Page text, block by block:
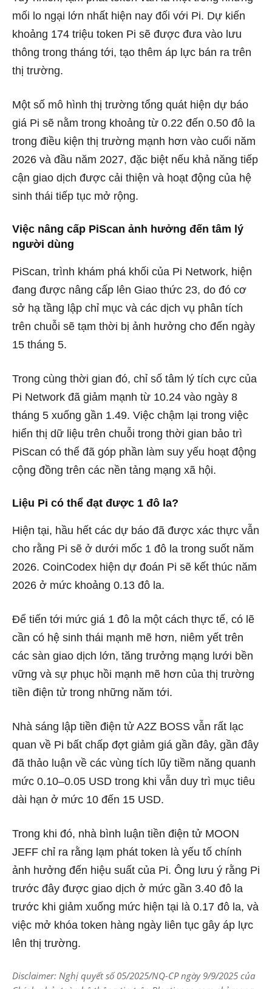
mối lo ngại lớn nhất hiện nay đối với Pi. Dự kiến ​​
khoảng 174 triệu token Pi sẽ được đưa vào lưu
thông trong tháng tới, tạo thêm áp lực bán ra trên
thị trường.
Một số mô hình thị trường tổng quát hiện dự báo
giá Pi sẽ nằm trong khoảng từ 0.22 đến 0.50 đô la
trong điều kiện thị trường mạnh hơn vào cuối năm
2026 và đầu năm 2027, đặc biệt nếu khả năng tiếp
cận giao dịch được cải thiện và hoạt động của hệ
sinh thái tiếp tục mở rộng.
Việc nâng cấp PiScan ảnh hưởng đến tâm lý
người dùng
PiScan, trình khám phá khối của Pi Network, hiện
đang được nâng cấp lên Giao thức 23, do đó cơ
sở hạ tầng lập chỉ mục và các dịch vụ phân tích
trên chuỗi sẽ tạm thời bị ảnh hưởng cho đến ngày
15 tháng 5.
Trong cùng thời gian đó, chỉ số tâm lý tích cực của
Pi Network đã giảm mạnh từ 10.24 vào ngày 8
tháng 5 xuống gần 1.49. Việc chậm lại trong việc
hiển thị dữ liệu trên chuỗi trong thời gian bảo trì
PiScan có thể đã góp phần làm suy yếu hoạt động
cộng đồng trên các nền tảng mạng xã hội.
Liệu Pi có thể đạt được 1 đô la?
Hiện tại, hầu hết các dự báo đã được xác thực vẫn
cho rằng Pi sẽ ở dưới mốc 1 đô la trong suốt năm
2026. CoinCodex hiện dự đoán Pi sẽ kết thúc năm
2026 ở mức khoảng 0.13 đô la.
Để tiến tới mức giá 1 đô la một cách thực tế, có lẽ
cần có hệ sinh thái mạnh mẽ hơn, niêm yết trên
các sàn giao dịch lớn, tăng trưởng mạng lưới bền
vững và sự phục hồi mạnh mẽ hơn của thị trường
tiền điện tử trong những năm tới.
Nhà sáng lập tiền điện tử A2Z BOSS vẫn rất lạc
quan về Pi bất chấp đợt giảm giá gần đây, gần đây
đã thảo luận về các vùng tích lũy tiềm năng quanh
mức 0.10–0.05 USD trong khi vẫn duy trì mục tiêu
dài hạn ở mức 10 đến 15 USD.
Trong khi đó, nhà bình luận tiền điện tử MOON
JEFF chỉ ra rằng lạm phát token là yếu tố chính
ảnh hưởng đến hiệu suất của Pi. Ông lưu ý rằng Pi
trước đây được giao dịch ở mức gần 3.40 đô la
trước khi giảm xuống mức hiện tại là 0.17 đô la, và
việc mở khóa token hàng ngày liên tục gây áp lực
lên thị trường.
Disclaimer: Nghị quyết số 05/2025/NQ-CP ngày 9/9/2025 của